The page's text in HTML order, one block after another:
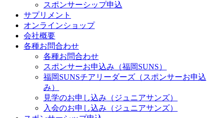
スポンサーシップ申込
サプリメント
オンラインショップ
会社概要
各種お問合わせ
各種お問合わせ
スポンサーお申込み（福岡SUNS）
福岡SUNSチアリーダーズ（スポンサーお申込
み）
見学のお申し込み（ジュニアサンズ）
入会のお申し込み（ジュニアサンズ）